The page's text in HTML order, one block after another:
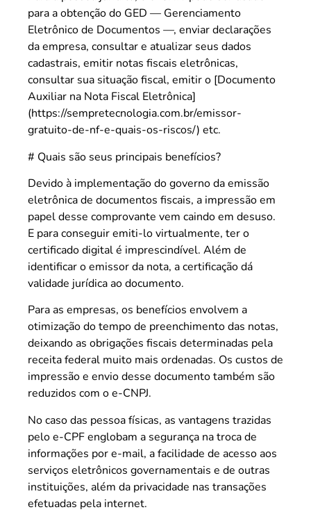
para a obtenção do GED — Gerenciamento
Eletrônico de Documentos —, enviar declarações
da empresa, consultar e atualizar seus dados
cadastrais, emitir notas fiscais eletrônicas,
consultar sua situação fiscal, emitir o [Documento
Auxiliar na Nota Fiscal Eletrônica]
(https://sempretecnologia.com.br/emissor-
gratuito-de-nf-e-quais-os-riscos/) etc.
# Quais são seus principais benefícios?
Devido à implementação do governo da emissão
eletrônica de documentos fiscais, a impressão em
papel desse comprovante vem caindo em desuso.
E para conseguir emiti-lo virtualmente, ter o
certificado digital é imprescindível. Além de
identificar o emissor da nota, a certificação dá
validade jurídica ao documento.
Para as empresas, os benefícios envolvem a
otimização do tempo de preenchimento das notas,
deixando as obrigações fiscais determinadas pela
receita federal muito mais ordenadas. Os custos de
impressão e envio desse documento também são
reduzidos com o e-CNPJ.
No caso das pessoa físicas, as vantagens trazidas
pelo e-CPF englobam a segurança na troca de
informações por e-mail, a facilidade de acesso aos
serviços eletrônicos governamentais e de outras
instituições, além da privacidade nas transações
efetuadas pela internet.